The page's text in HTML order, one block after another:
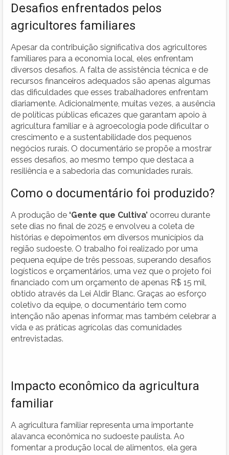
Desafios enfrentados pelos
agricultores familiares
Apesar da contribuição significativa dos agricultores
familiares para a economia local, eles enfrentam
diversos desafios. A falta de assistência técnica e de
recursos financeiros adequados são apenas algumas
das dificuldades que esses trabalhadores enfrentam
diariamente. Adicionalmente, muitas vezes, a ausência
de políticas públicas eficazes que garantam apoio à
agricultura familiar e à agroecologia pode dificultar o
crescimento e a sustentabilidade dos pequenos
negócios rurais. O documentário se propõe a mostrar
esses desafios, ao mesmo tempo que destaca a
resiliência e a sabedoria das comunidades rurais.
Como o documentário foi produzido?
A produção de ‘Gente que Cultiva’ ocorreu durante
sete dias no final de 2025 e envolveu a coleta de
histórias e depoimentos em diversos municípios da
região sudoeste. O trabalho foi realizado por uma
pequena equipe de três pessoas, superando desafios
logísticos e orçamentários, uma vez que o projeto foi
financiado com um orçamento de apenas R$ 15 mil,
obtido através da Lei Aldir Blanc. Graças ao esforço
coletivo da equipe, o documentário tem como
intenção não apenas informar, mas também celebrar a
vida e as práticas agrícolas das comunidades
entrevistadas.
Impacto econômico da agricultura
familiar
A agricultura familiar representa uma importante
alavanca econômica no sudoeste paulista. Ao
fomentar a produção local de alimentos, ela gera